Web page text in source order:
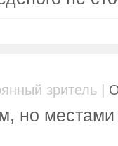
зритель |
но местами